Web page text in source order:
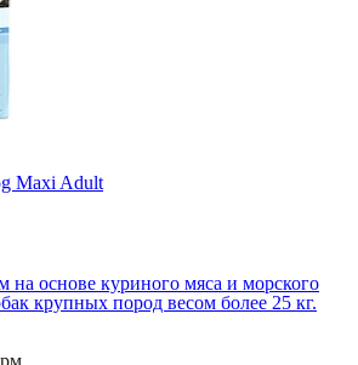
Maxi Adult
основе куриного мяса и морского
крупных пород весом более 25 кг.